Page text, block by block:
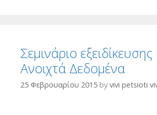
Σεμινάριο
Ανοιχτά Δεδομένα
25 Φεβρουαρίου 2015 by vivi petsioti